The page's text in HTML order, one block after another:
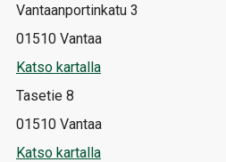
Vantaanportinkatu 3
01510 Vantaa
Katso kartalla
Tasetie 8
01510 Vantaa
Katso kartalla